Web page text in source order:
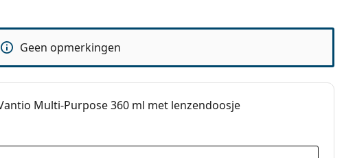
Geen opmerkingen
Multi-Purpose 360 ml met lenzendoosje